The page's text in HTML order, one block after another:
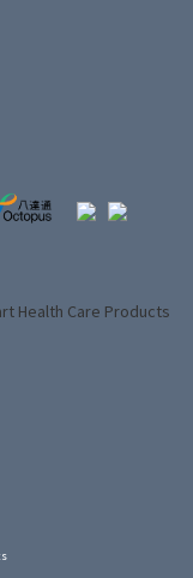
Health Care Products